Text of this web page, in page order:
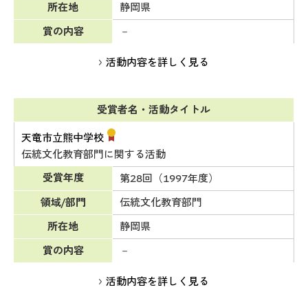
所在地
静岡県
賞の内容
－
活動内容を詳しく見る
受賞者名・活動タイトル
天竜市立熊中学校
伝統文化教育部門に関する活動
受賞年度
第28回（1997年度）
領域/部門
伝統文化教育部門
所在地
静岡県
賞の内容
－
活動内容を詳しく見る